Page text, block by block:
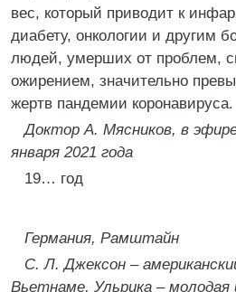
вес, который приводит к
диабету, онкологии и другим
людей, умерших от проблем,
ожирением, значительно
жертв пандемии коронавируса.
Доктор А. Мясников, в эфире
января 2021 года
19… год
Германия, Рамштайн
С. Л. Джексон –
Вьетнаме, Ульрика –